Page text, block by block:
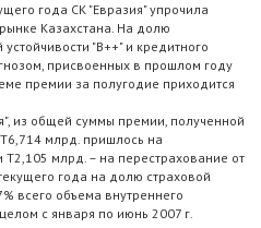
года СК "Евразия" упрочила
Казахстана. На долю
"B++" и кредитного
присвоенных в прошлом году
премии за полугодие приходится
из общей суммы премии, полученной
млрд. пришлось на
Т2,105 млрд. – на перестрахование от
года на долю страховой
всего объема внутреннего
с января по июнь 2007 г.